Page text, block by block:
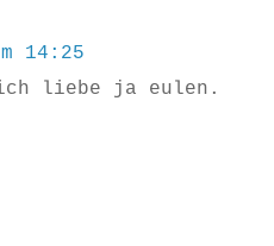
14:25
liebe ja eulen.